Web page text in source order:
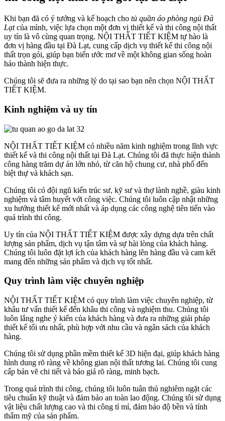
Khi bạn đã có ý tưởng và kế hoạch cho tủ quần áo phòng ngủ Đà
Lạtcủa mình, việc lựa chọn một đơn vị thiết kế và thi công nội thất
uy tín là vô cùng quan trọng. NỘI THẤT TIẾT KIỆM tự hào là
đơn vị hàng đầu tại Đà Lạt, cung cấp dịch vụ thiết kế thi công nội
thất trọn gói, giúp bạn biến ước mơ về một không gian sống hoàn
hảo thành hiện thực.
Chúng tôi sẽ đưa ra những lý do tại sao bạn nên chọn NỘI THẤT
TIẾT KIỆM.
Kinh nghiệm và uy tín
NỘI THẤT TIẾT KIỆM có nhiều năm kinh nghiệm trong lĩnh vực
thiết kế và thi công nội thất tại Đà Lạt. Chúng tôi đã thực hiện thành
công hàng trăm dự án lớn nhỏ, từ căn hộ chung cư, nhà phố đến
biệt thự và khách sạn.
Chúng tôi có đội ngũ kiến trúc sư, kỹ sư và thợ lành nghề, giàu kinh
nghiệm và tâm huyết với công việc. Chúng tôi luôn cập nhật những
xu hướng thiết kế mới nhất và áp dụng các công nghệ tiên tiến vào
quá trình thi công.
Uy tín của NỘI THẤT TIẾT KIỆM được xây dựng dựa trên chất
lượng sản phẩm, dịch vụ tận tâm và sự hài lòng của khách hàng.
Chúng tôi luôn đặt lợi ích của khách hàng lên hàng đầu và cam kết
mang đến những sản phẩm và dịch vụ tốt nhất.
Quy trình làm việc chuyên nghiệp
NỘI THẤT TIẾT KIỆM có quy trình làm việc chuyên nghiệp, từ
khâu tư vấn thiết kế đến khâu thi công và nghiệm thu. Chúng tôi
luôn lắng nghe ý kiến của khách hàng và đưa ra những giải pháp
thiết kế tối ưu nhất, phù hợp với nhu cầu và ngân sách của khách
hàng.
Chúng tôi sử dụng phần mềm thiết kế 3D hiện đại, giúp khách hàng
hình dung rõ ràng về không gian nội thất tương lai. Chúng tôi cung
cấp bản vẽ chi tiết và báo giá rõ ràng, minh bạch.
Trong quá trình thi công, chúng tôi luôn tuân thủ nghiêm ngặt các
tiêu chuẩn kỹ thuật và đảm bảo an toàn lao động. Chúng tôi sử dụng
vật liệu chất lượng cao và thi công tỉ mỉ, đảm bảo độ bền và tính
thẩm mỹ của sản phẩm.